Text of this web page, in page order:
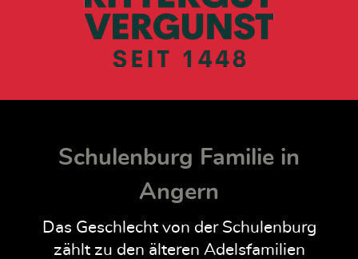
Schulenburg Familie in
Angern
Das Geschlecht von der Schulenburg
zählt zu den älteren Adelsfamilien